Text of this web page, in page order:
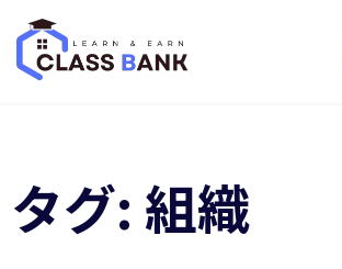
content
タグ: 組織